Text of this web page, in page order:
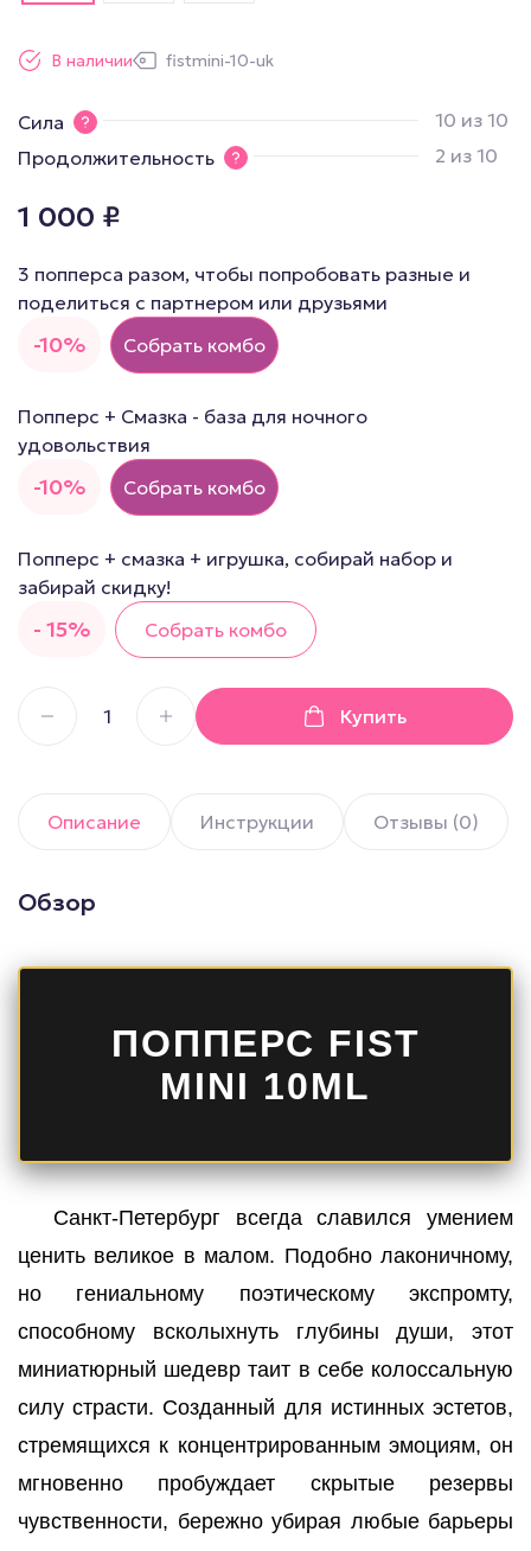
В наличии fistmini-10-uk
Сила
10 из 10
Продолжительность
2 из 10
1 000 ₽
-10%
3 попперса разом, чтобы попробовать разные и
поделиться с партнером или друзьями
Собрать комбо
-10%
Попперс + Смазка - база для ночного
удовольствия
Собрать комбо
- 15%
Попперс + смазка + игрушка, собирай набор и
забирай скидку!
Собрать комбо
Купить
Описание Инструкции Отзывы (0)
Обзор
ПОППЕРС FIST
MINI 10ML
Санкт-Петербург всегда славился умением
ценить великое в малом. Подобно лаконичному,
но гениальному поэтическому экспромту,
способному всколыхнуть глубины души, этот
миниатюрный шедевр таит в себе колоссальную
силу страсти. Созданный для истинных эстетов,
стремящихся к концентрированным эмоциям, он
мгновенно пробуждает скрытые резервы
чувственности, бережно убирая любые барьеры